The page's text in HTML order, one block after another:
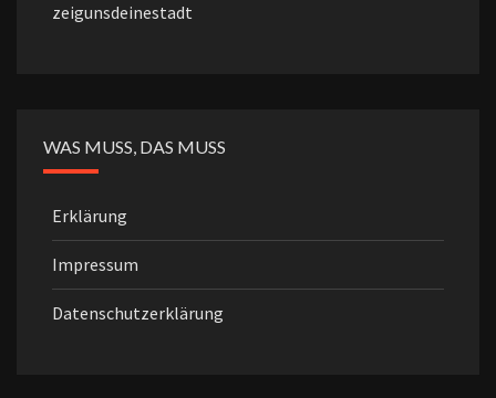
zeigunsdeinestadt
WAS MUSS, DAS MUSS
Erklärung
Impressum
Datenschutzerklärung